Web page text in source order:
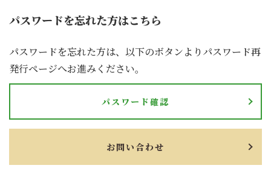
パスワードを忘れた方はこちら
パスワードを忘れた方は、以下のボタンよりパスワード再
発行ページへお進みください。
パスワード確認
お問い合わせ